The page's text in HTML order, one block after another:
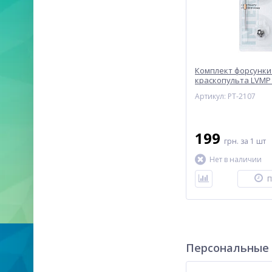
Комплект
краскопульта
(дюза, воздушная
INTERTOOL PT-2107
Артикул: PT-2107
199 грн. за 1 шт
Нет в наличии